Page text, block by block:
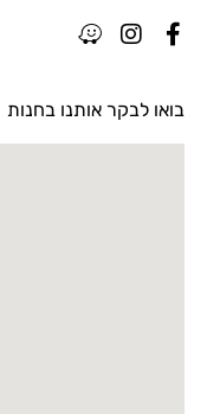
בואו לבקר אותנו בחנות